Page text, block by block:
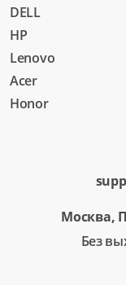
DELL
HP
Lenovo
Acer
Honor
Москва,
Без